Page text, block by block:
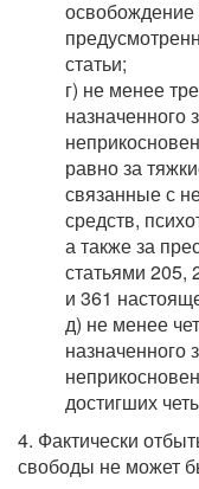
статьи;
г) не менее
назначенного
равно за
связанные с
средств,
а также за
статьями 205,
и 361
д) не менее
назначенного
достигших
4. Фактически
свободы не может